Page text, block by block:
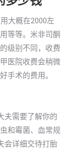
大概在2000左
等等。米非司酮
级别不同，收费
医院收费会稍微
手术的费用。
夫需要了解你的
和霉菌、血常规
会详细交待打胎